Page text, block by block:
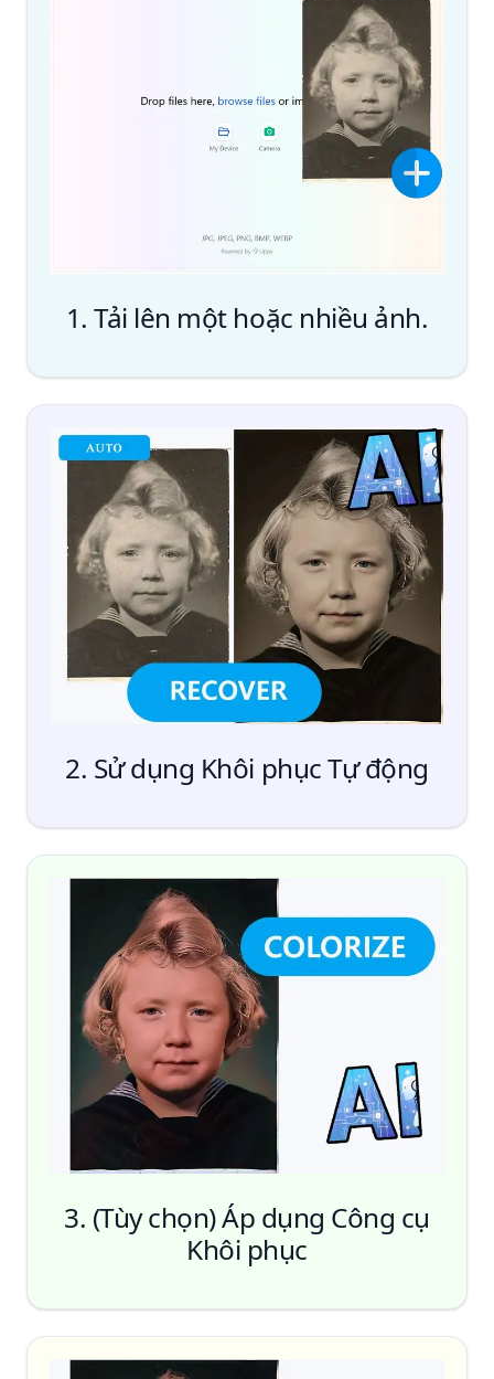
1. Tải lên một hoặc nhiều ảnh.
Thêm
Tập tin
2. Sử dụng Khôi phục Tự động
Khôi Phục Một Lần Nhấp
3. (Tùy chọn) Áp dụng Công cụ
Khôi phục